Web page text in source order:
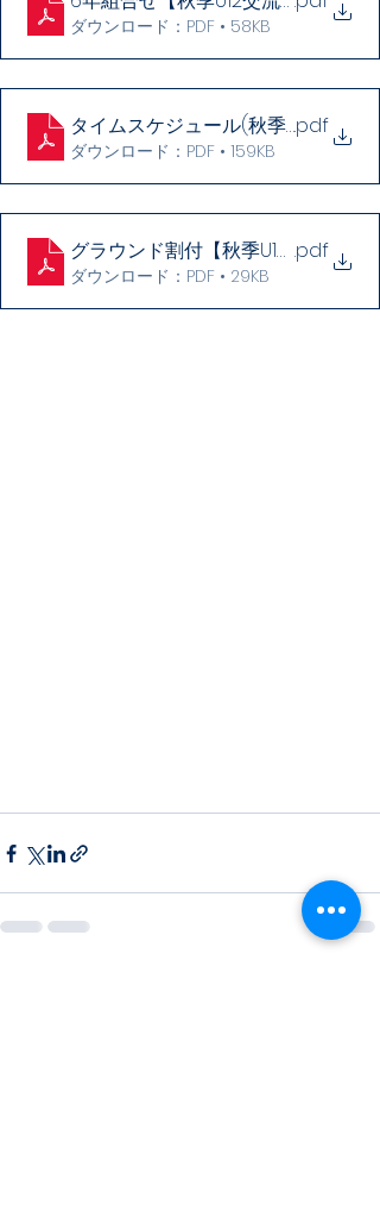
ダウンロード：PDF • 58KB
タイムスケジュール(秋季U12交流試
.pdf
ダウンロード：PDF • 159KB
グラウンド割付【秋季U12交流試合】
.pdf
ダウンロード：PDF • 29KB